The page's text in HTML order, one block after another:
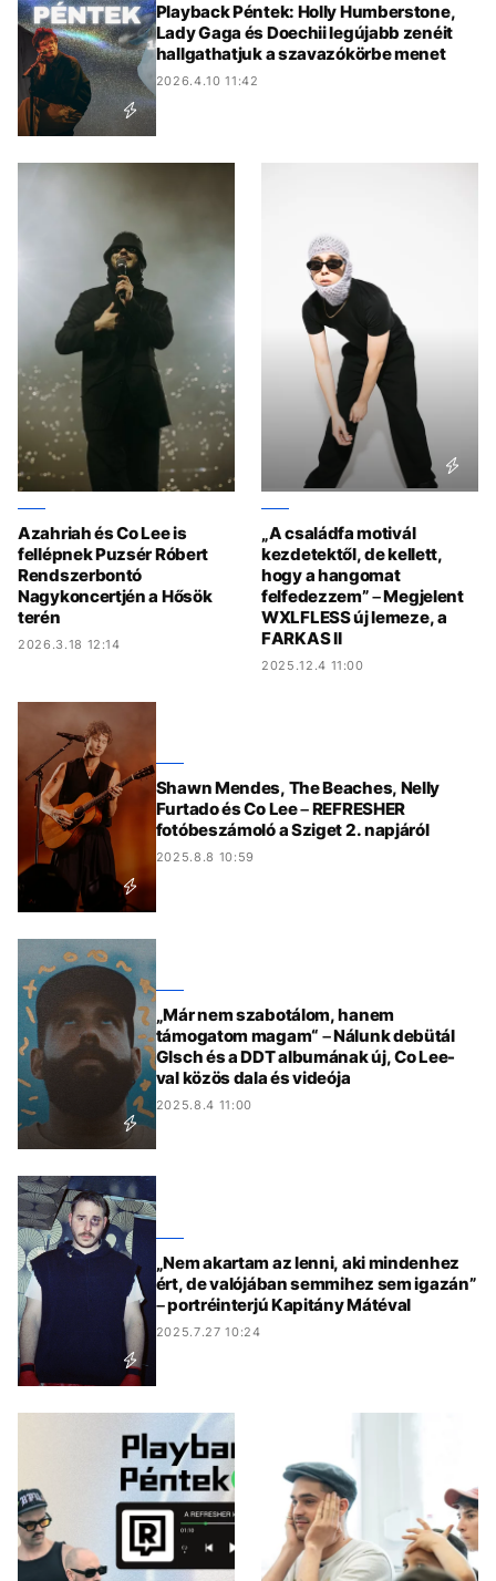
Playback Péntek: Holly Humberstone,
Lady Gaga és Doechii legújabb zenéit
hallgathatjuk a szavazókörbe menet
2026.4.10 11:42
Azahriah és Co Lee is
fellépnek Puzsér Róbert
Rendszerbontó
Nagykoncertjén a Hősök
terén
2026.3.18 12:14
„A családfa motivál
kezdetektől, de kellett,
hogy a hangomat
felfedezzem” – Megjelent
WXLFLESS új lemeze, a
FARKAS II
2025.12.4 11:00
Shawn Mendes, The Beaches, Nelly
Furtado és Co Lee – REFRESHER
fotóbeszámoló a Sziget 2. napjáról
2025.8.8 10:59
„Már nem szabotálom, hanem
támogatom magam“ – Nálunk debütál
Glsch és a DDT albumának új, Co Lee-
val közös dala és videója
2025.8.4 11:00
„Nem akartam az lenni, aki mindenhez
ért, de valójában semmihez sem igazán”
– portréinterjú Kapitány Mátéval
2025.7.27 10:24